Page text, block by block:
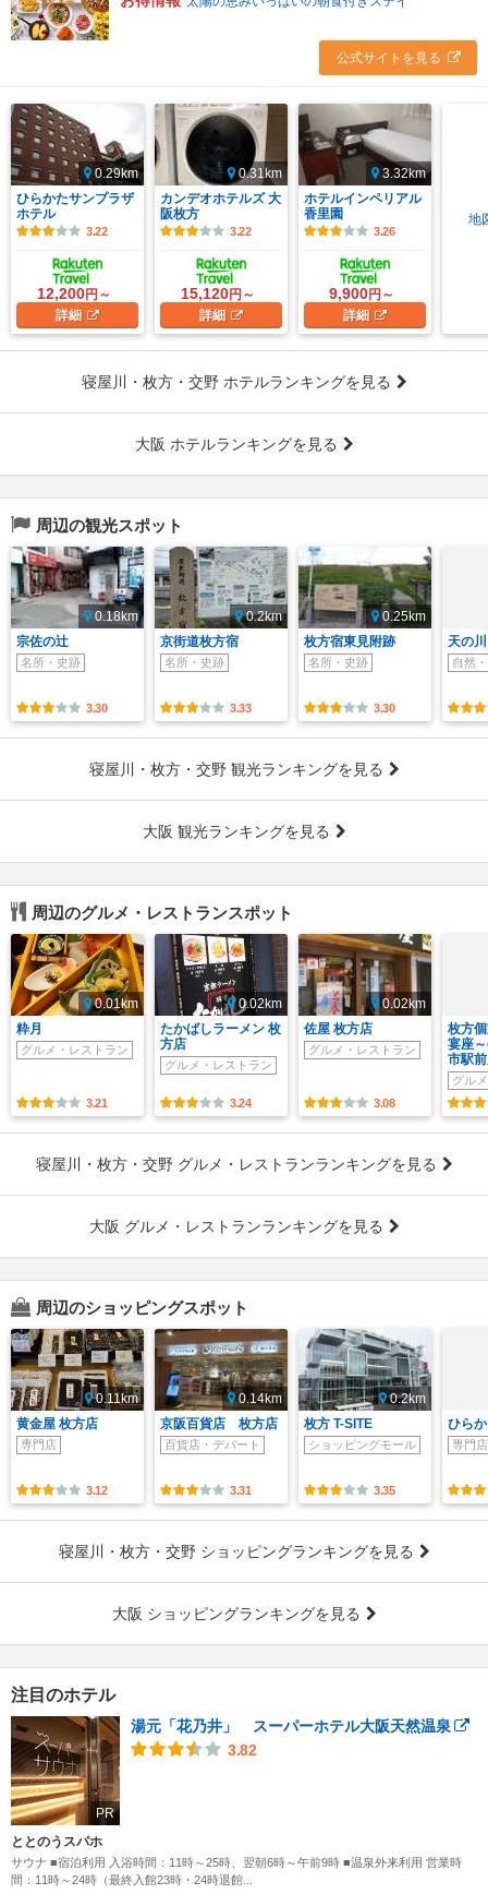
公式サイトを見る
0.29km
ひらかたサンプラザ
ホテル
3.22
12,200円～
詳細
0.31km
カンデオホテルズ 大
阪枚方
3.22
15,120円～
詳細
3.32km
ホテルインペリアル
香里園
3.26
9,900円～
詳細
地
寝屋川・枚方・交野 ホテルランキングを見る
大阪 ホテルランキングを見る
周辺の観光スポット
0.18km
宗佐の辻
名所・史跡
3.30
0.2km
京街道枚方宿
名所・史跡
3.33
0.25km
枚方宿東見附跡
名所・史跡
3.30
天の
自然
寝屋川・枚方・交野 観光ランキングを見る
大阪 観光ランキングを見る
周辺のグルメ・レストランスポット
0.01km
粋月
グルメ・レストラン
3.21
0.02km
たかばしラーメン 枚
方店
グルメ・レストラン
3.24
0.02km
佐屋 枚方店
グルメ・レストラン
3.08
枚方
宴座
市駅
グル
寝屋川・枚方・交野 グルメ・レストランランキングを見る
大阪 グルメ・レストランランキングを見る
周辺のショッピングスポット
0.11km
黄金屋 枚方店
専門店
3.12
0.14km
京阪百貨店 枚方店
百貨店・デパート
3.31
0.2km
枚方 T-SITE
ショッピングモール
3.35
ひら
専門店
寝屋川・枚方・交野 ショッピングランキングを見る
大阪 ショッピングランキングを見る
注目のホテル
PR
湯元「花乃井」 スーパーホテル大阪天然温泉
3.82
ととのうスパホ
サウナ ■宿泊利用 入浴時間：11時～25時、翌朝6時～午前9時 ■温泉外来利用 営業時
間：11時～24時（最終入館23時・24時退館...